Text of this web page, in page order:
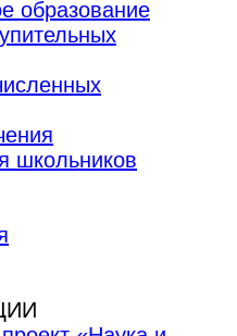
образование
школьников